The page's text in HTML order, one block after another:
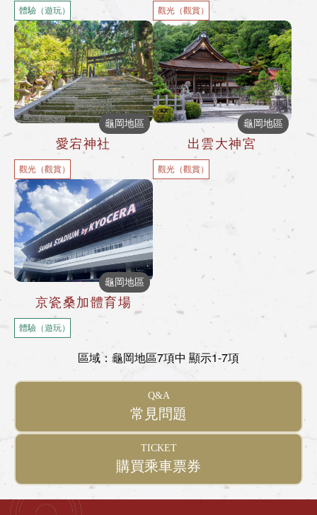
體驗（遊玩） 觀光（觀賞）
龜岡地區
愛宕神社
觀光（觀賞）
龜岡地區
出雲大神宮
觀光（觀賞）
龜岡地區
京瓷桑加體育場
體驗（遊玩）
區域：龜岡地區7項中 顯示1-7項
Q&A
常見問題
TICKET
購買乘車票券